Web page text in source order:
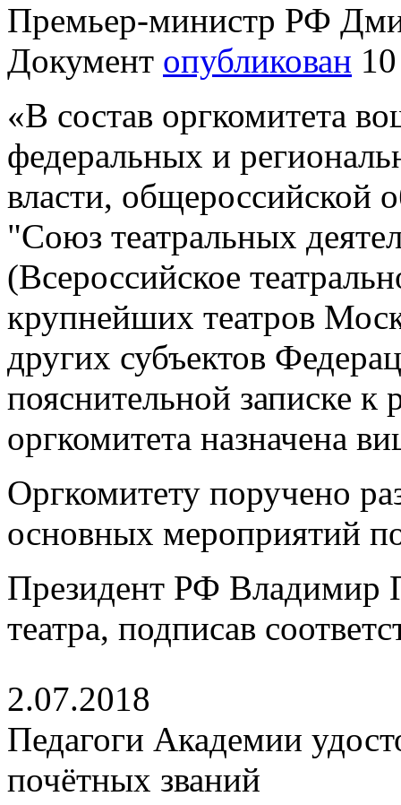
Премьер-министр РФ
Документ опубликован
«В состав оргкомитета
федеральных и
власти, общероссийской
"Союз театральных
(Всероссийское
крупнейших театров
других субъектов
пояснительной записке
оргкомитета назначена
Оргкомитету поручено
основных мероприятий
Президент РФ Владимир
театра, подписав
2.07.2018
Педагоги Академии
почётных званий